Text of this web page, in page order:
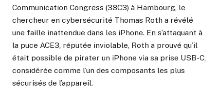
Communication Congress (38C3) à Hambourg, le
chercheur en cybersécurité Thomas Roth a révélé
une faille inattendue dans les iPhone. En s’attaquant à
la puce ACE3, réputée inviolable, Roth a prouvé qu’il
était possible de pirater un iPhone via sa prise USB-C,
considérée comme l’un des composants les plus
sécurisés de l’appareil.